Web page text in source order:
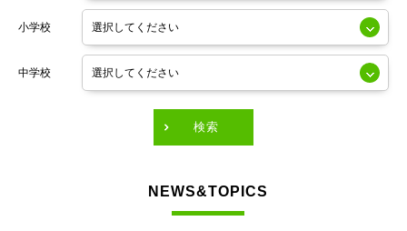
東京メトロ有楽町線
小学校
中学校
検索
NEWS&TOPICS